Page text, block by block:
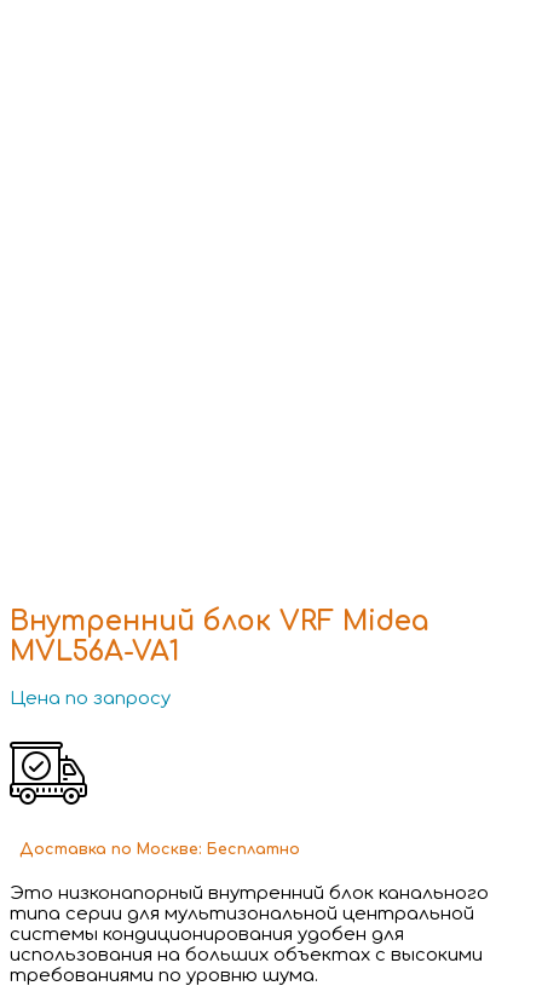
Внутренний блок VRF Midea
MVL56A-VA1
Цена по запросу
Доставка по Москве: Бесплатно
Это низконапорный внутренний блок канального
типа серии для мультизональной центральной
системы кондиционирования удобен для
использования на больших объектах с высокими
требованиями по уровню шума.